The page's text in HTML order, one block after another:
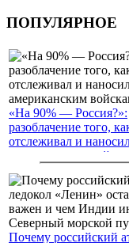
ПОПУЛЯРНОЕ
«На 90% — Россия?»:
разоблачение того,
отслеживал и
американским войскам
Почему российский